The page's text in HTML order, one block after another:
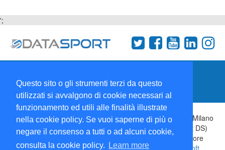
Questo sito o gli strumenti terzi da questo
utilizzati si avvalgono di cookie necessari al
funzionamento ed utili alle finalità illustrate
nella cookie policy. Se vuoi saperne di più o
negare il consenso a tutti o ad alcuni cookie,
consulta la cookie policy.
Learn more
';
Collabora con noi
Copyright 1995-2026 © Wise Srl Via Palmanova 8 20132 Milano
Italia - P. IVA 09072090963 | ISSN: 2499-2925 (DataSport DS)
Informazioni e richieste di pubblicità:
| Direttore
Responsabile:Sergio Angelo Chiesa| Developed By: P-Soft